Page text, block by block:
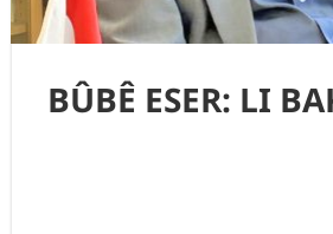
BÛBÊ ESER: LI